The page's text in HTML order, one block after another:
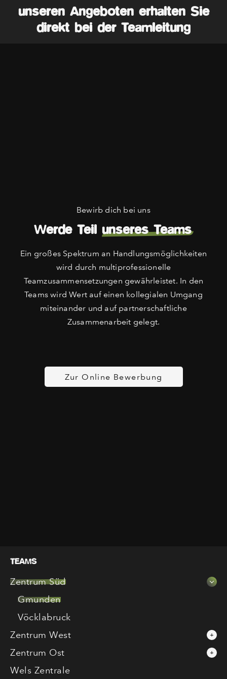
unseren Angeboten erhalten Sie
direkt bei der Teamleitung
Bewirb dich bei uns
Werde Teil unseres Teams
Ein großes Spektrum an Handlungsmöglichkeiten
wird durch multiprofessionelle
Teamzusammensetzungen gewährleistet. In den
Teams wird Wert auf einen kollegialen Umgang
miteinander und auf partnerschaftliche
Zusammenarbeit gelegt.
Zur Online Bewerbung
TEAMS
Zentrum Süd
Gmunden
Vöcklabruck
Zentrum West
Zentrum Ost
Wels Zentrale